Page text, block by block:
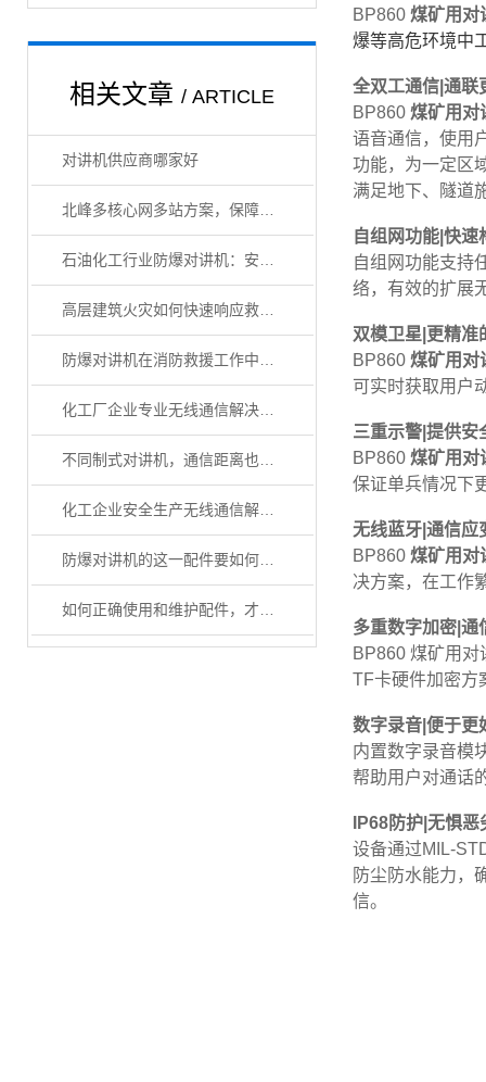
相关文章 / ARTICLE
对讲机供应商哪家好
北峰多核心网多站方案，保障油气生产应急管理
高层建筑火灾如何快速响应救援？
化工厂企业专业无线通信解决方案
不同制式对讲机，通信距离也有较大差别
化工企业安全生产无线通信解决方案
防爆对讲机的这一配件要如何正确使用和维护
BP860 煤矿用对
爆等高危环境中
全双工通信|通联
BP860 煤矿用对
语音通信，使用
功能，为一定区
满足地下、隧道
自组网功能|快速
自组网功能支持
络，有效的扩展
双模卫星|更精准
BP860 煤矿用对
可实时获取用户
三重示警|提供安
BP860 煤矿用对
保证单兵情况下
无线蓝牙|通信应
BP860 煤矿用对
决方案，在工作
多重数字加密|通
BP860 煤矿用
TF卡硬件加密方
数字录音|便于更
内置数字录音模
帮助用户对通话
IP68防护|无惧恶
设备通过MIL-
防尘防水能力，
信。